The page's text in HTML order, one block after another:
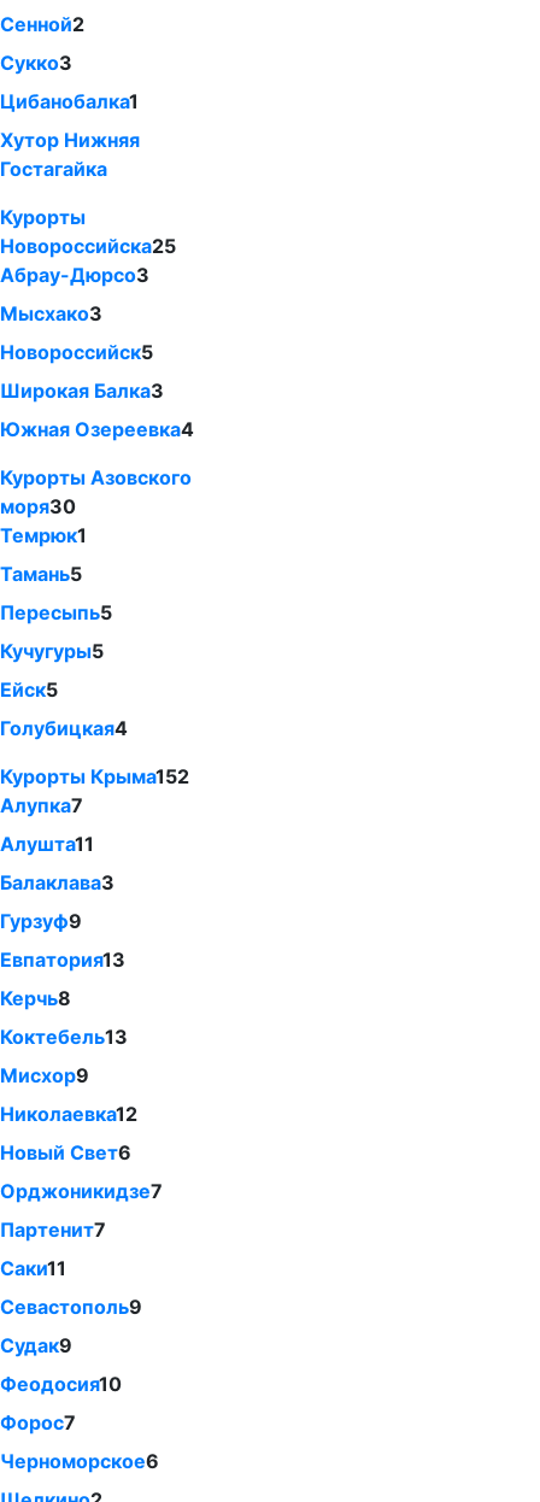
Сенной2
Сукко3
Цибанобалка1
Хутор Нижняя
Гостагайка
Курорты
Новороссийска25
Абрау-Дюрсо3
Мысхако3
Новороссийск5
Широкая Балка3
Южная Озереевка4
Курорты Азовского
моря30
Темрюк1
Тамань5
Пересыпь5
Кучугуры5
Ейск5
Голубицкая4
Курорты Крыма152
Алупка7
Алушта11
Балаклава3
Гурзуф9
Евпатория13
Керчь8
Коктебель13
Мисхор9
Николаевка12
Новый Свет6
Орджоникидзе7
Партенит7
Саки11
Севастополь9
Судак9
Феодосия10
Форос7
Черноморское6